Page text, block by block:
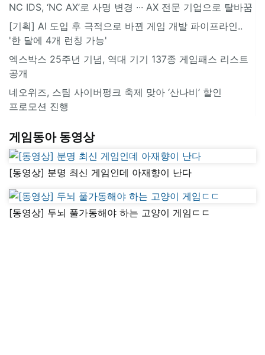
NC IDS, ‘NC AX’로 사명 변경 ∙∙∙ AX 전문 기업으로 탈바꿈
[기획] AI 도입 후 극적으로 바뀐 게임 개발 파이프라인..
'한 달에 4개 런칭 가능'
엑스박스 25주년 기념, 역대 기기 137종 게임패스 리스트
공개
네오위즈, 스팀 사이버펑크 축제 맞아 ‘산나비’ 할인
프로모션 진행
게임동아 동영상
[동영상] 분명 최신 게임인데 아재향이 난다
[동영상] 두뇌 풀가동해야 하는 고양이 게임ㄷㄷ